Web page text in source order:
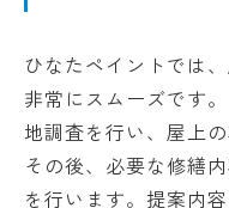
ひなたペイントでは
非常にスムーズです
地調査を行い、屋上
その後、必要な修繕
を行います。提案内